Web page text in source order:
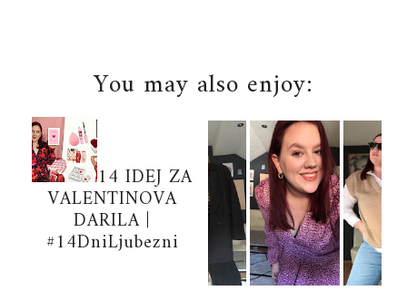
You may also enjoy:
14 IDEJ ZA
VALENTINOVA
DARILA |
#14DniLjubezni